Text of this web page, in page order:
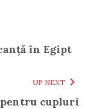
în Egipt
UP NEXT
pentru cupluri